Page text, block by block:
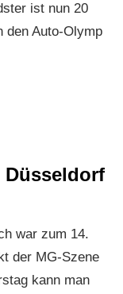
ist nun 20
den Auto-Olymp
Düsseldorf
war zum 14.
der MG-Szene
kann man